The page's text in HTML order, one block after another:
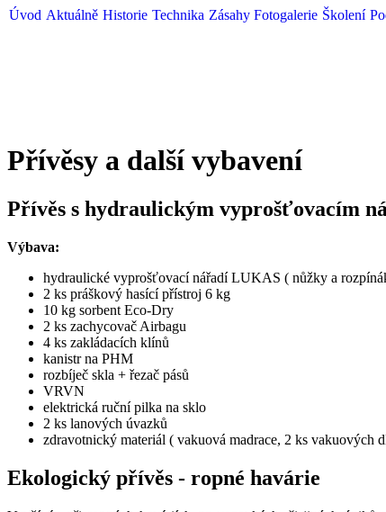
Úvod Aktuálně Historie Technika Zásahy Fotogalerie Školení
Přívěsy a další vybavení
Přívěs s hydraulickým vyprošťovacím
Výbava:
hydraulické vyprošťovací nářadí LUKAS ( nůžky a
2 ks práškový hasící přístroj 6 kg
10 kg sorbent Eco-Dry
2 ks zachycovač Airbagu
4 ks zakládacích klínů
kanistr na PHM
rozbíječ skla + řezač pásů
VRVN
elektrická ruční pilka na sklo
2 ks lanových úvazků
zdravotnický materiál ( vakuová madrace, 2 ks
Ekologický přívěs - ropné havárie